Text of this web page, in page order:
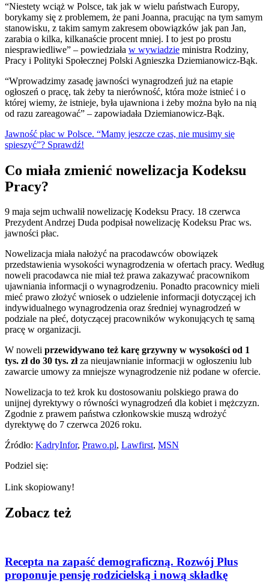
“Niestety wciąż w Polsce, tak jak w wielu państwach Europy,
borykamy się z problemem, że pani Joanna, pracując na tym samym
stanowisku, z takim samym zakresem obowiązków jak pan Jan,
zarabia o kilka, kilkanaście procent mniej. I to jest po prostu
niesprawiedliwe” – powiedziała w wywiadzie ministra Rodziny,
Pracy i Polityki Społecznej Polski Agnieszka Dziemianowicz-Bąk.
“Wprowadzimy zasadę jawności wynagrodzeń już na etapie
ogłoszeń o pracę, tak żeby ta nierówność, która może istnieć i o
której wiemy, że istnieje, była ujawniona i żeby można było na nią
od razu zareagować” – zapowiadała Dziemianowicz-Bąk.
Jawność płac w Polsce. “Mamy jeszcze czas, nie musimy się
spieszyć”? Sprawdź!
Co miała zmienić nowelizacja Kodeksu
Pracy?
9 maja sejm uchwalił nowelizację Kodeksu Pracy. 18 czerwca
Prezydent Andrzej Duda podpisał nowelizację Kodeksu Prac ws.
jawności płac.
Nowelizacja miała nałożyć na pracodawców obowiązek
przedstawienia wysokości wynagrodzenia w ofertach pracy. Według
noweli pracodawca nie miał też prawa zakazywać pracownikom
ujawniania informacji o wynagrodzeniu. Ponadto pracownicy mieli
mieć prawo złożyć wniosek o udzielenie informacji dotyczącej ich
indywidualnego wynagrodzenia oraz średniej wynagrodzeń w
podziale na płeć, dotyczącej pracowników wykonujących tę samą
pracę w organizacji.
W noweli przewidywano też karę grzywny w wysokości od 1
tys. zł do 30 tys. złza nieujawnianie informacji w ogłoszeniu lub
zawarcie umowy za mniejsze wynagrodzenie niż podane w ofercie.
Nowelizacja to też krok ku dostosowaniu polskiego prawa do
unijnej dyrektywy o równości wynagrodzeń dla kobiet i mężczyzn.
Zgodnie z prawem państwa członkowskie muszą wdrożyć
dyrektywę do 7 czerwca 2026 roku.
Źródło: KadryInfor, Prawo.pl, Lawfirst, MSN
Podziel się:
Link skopiowany!
Zobacz też
Recepta na zapaść demograficzną. Rozwój Plus
proponuje pensję rodzicielską i nową składkę